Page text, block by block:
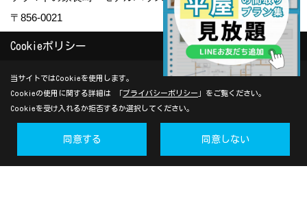
〒856-0021
長崎県大村市鬼橋町 238-1
＜営業時間＞9:00～18:00
＜定休日＞水曜日
Cookieポリシー
当サイトではCookieを使用します。
Cookieの使用に関する詳細は 「プライバシーポリシー 」をご覧ください。
Cookieを受け入れるか拒否するか選択してください。
同意する 同意しない